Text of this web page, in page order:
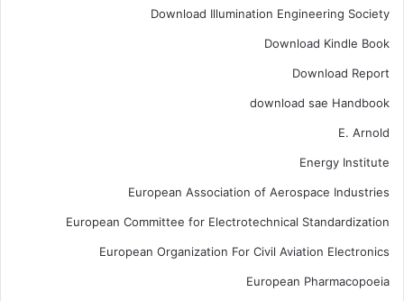
Download Illumination Engineering Society
Download Kindle Book
Download Report
download sae Handbook
E. Arnold
Energy Institute
European Association of Aerospace Industries
European Committee for Electrotechnical Standardization
European Organization For Civil Aviation Electronics
European Pharmacopoeia